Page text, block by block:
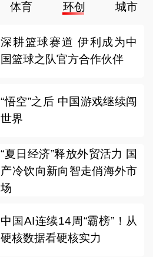
体育 环创 城市
深耕篮球赛道 伊利成为中
国篮球之队官方合作伙伴
“悟空”之后 中国游戏继续闯
世界
“夏日经济”释放外贸活力 国
产冷饮向新向智走俏海外市
场
中国AI连续14周“霸榜”！从
硬核数据看硬核实力